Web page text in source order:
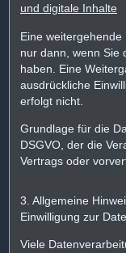
und digitale Inhalte
Eine weitergehende
nur dann, wenn Sie
haben. Eine
ausdrückliche
erfolgt nicht.
Grundlage für die
DSGVO, der die
Vertrags oder
3. Allgemeine
Einwilligung zur
Viele